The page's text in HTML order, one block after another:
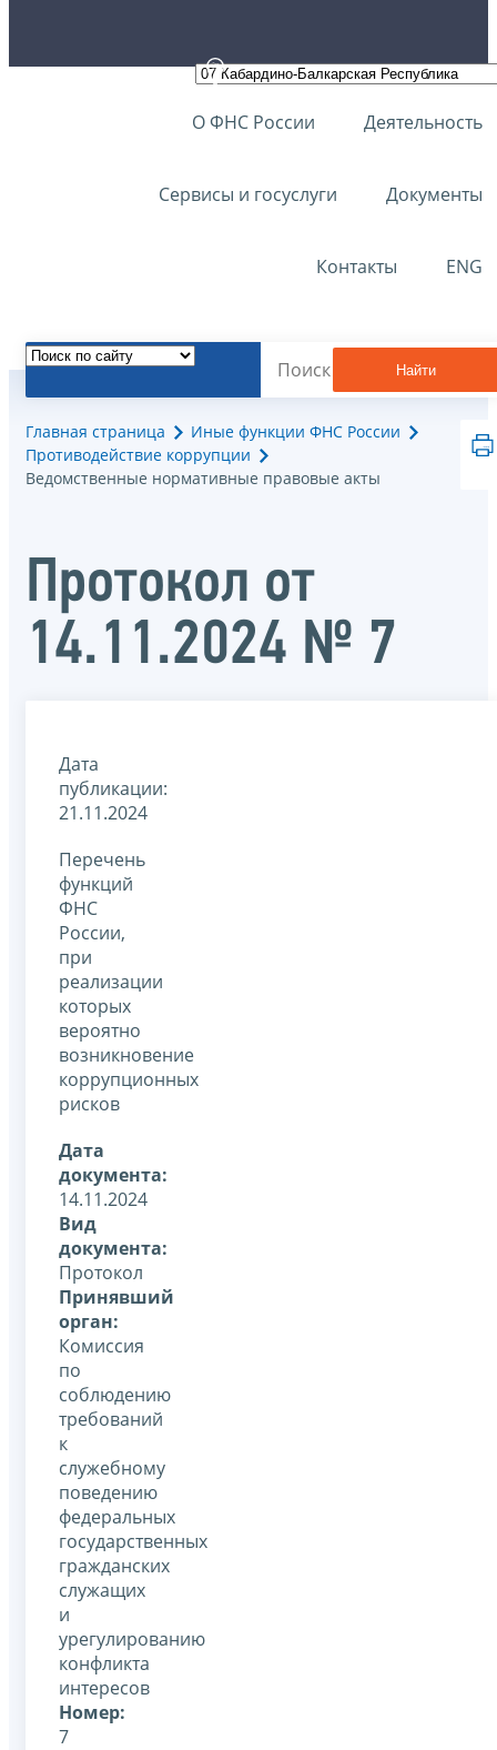
О ФНС России Деятельность
Сервисы и госуслуги Документы
Контакты ENG
Найти
Главная страница
Иные функции ФНС России
Противодействие коррупции
Ведомственные нормативные правовые акты
Протокол от
14.11.2024 № 7
Дата
публикации:
21.11.2024
Перечень
функций
ФНС
России,
при
реализации
которых
вероятно
возникновение
коррупционных
рисков
Дата
документа:
14.11.2024
Вид
документа:
Протокол
Принявший
орган:
Комиссия
по
соблюдению
требований
к
служебному
поведению
федеральных
государственных
гражданских
служащих
и
урегулированию
конфликта
интересов
Номер:
7